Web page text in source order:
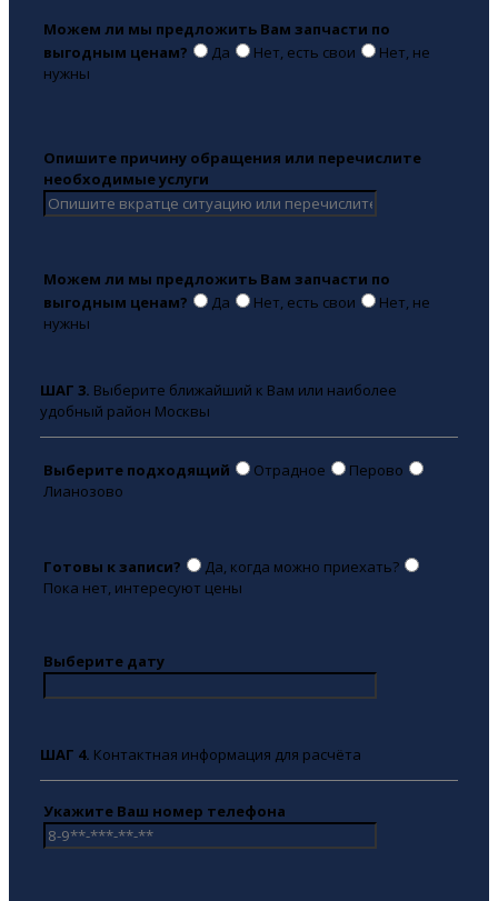
Можем ли мы предложить Вам запчасти по
выгодным ценам?
Да Нет, есть свои
Нет, не
нужны
Опишите причину обращения или перечислите
необходимые услуги
Можем ли мы предложить Вам запчасти по
выгодным ценам?
Да Нет, есть свои
Нет, не
нужны
ШАГ 3. Выберите ближайший к Вам или наиболее
удобный район Москвы
Выберите подходящий Отрадное
Перово
Лианозово
Готовы к записи?
Да, когда можно приехать?
Пока нет, интересуют цены
Выберите дату
ШАГ 4. Контактная информация для расчёта
Укажите Ваш номер телефона